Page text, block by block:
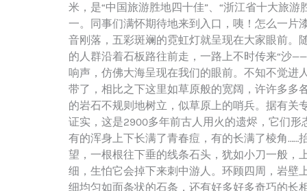
米，是“中国旅游胜地四十佳”、“浙江省十大旅游
一。同事们满怀期待地来到入口，咦！怎么一片
音刚落，五彩斑斓的霓虹灯就呈现在大家眼前。
的人群沿着石板路往前走，一路上不时传来“沙
响声，仿佛大海呈现在我们的眼前。不知不觉进
带了，相比之下这里如草原般的宽阔，许许多多
的岩石不规则地树立，似草原上的哨兵。据有关
证实，这是2900多年前古人用火的遗烬，它们形
有的浑身上下长满了青春痘，有的长满了棱角……
望，一根根往下垂的线条石头，犹如小刀一般，
细，生怕它会掉下来刺中游人。环顾四周，岩壁
细均匀如面条状的石条，还有好多好多奇巧的长